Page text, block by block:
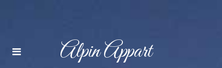
Alpin Appart